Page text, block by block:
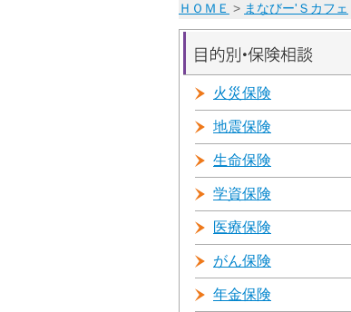
ＨＯＭＥ > まなびー'Ｓカフェ
火災保険
地震保険
生命保険
学資保険
医療保険
がん保険
年金保険